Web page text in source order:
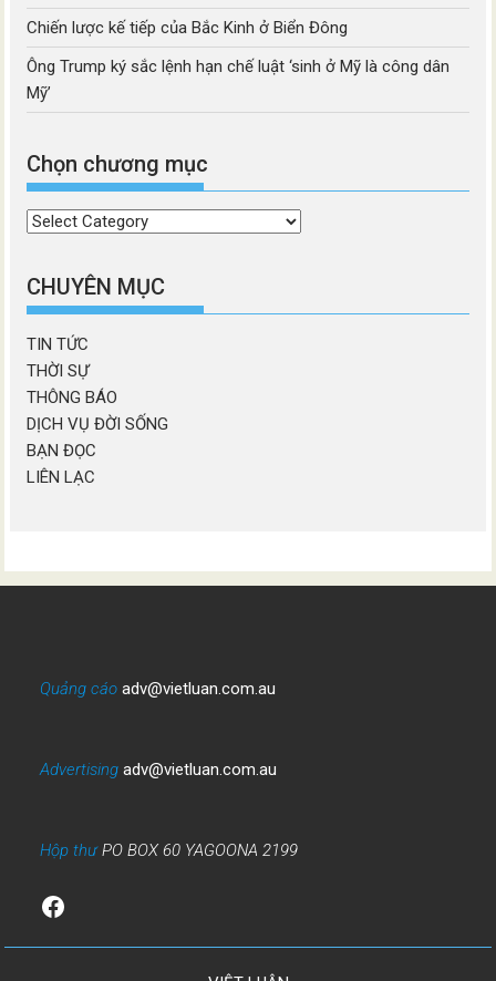
Chiến lược kế tiếp của Bắc Kinh ở Biển Đông
Ông Trump ký sắc lệnh hạn chế luật ‘sinh ở Mỹ là công dân
Mỹ’
Chọn chương mục
Chọn
mục
CHUYÊN MỤC
TIN TỨC
THỜI SỰ
THÔNG BÁO
DỊCH VỤ ĐỜI SỐNG
BẠN ĐỌC
LIÊN LẠC
Quảng cáo adv@vietluan.com.au
Advertising adv@vietluan.com.au
Hộp thưPO BOX 60 YAGOONA 2199
Facebook